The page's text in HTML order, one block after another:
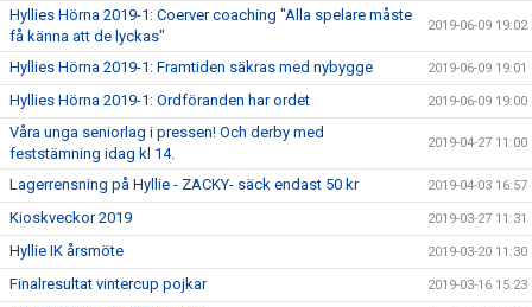
Hyllies Hörna 2019-1: Coerver coaching "Alla spelare måste
få känna att de lyckas"
2019-06-09 19:02
Hyllies Hörna 2019-1: Framtiden säkras med nybygge 2019-06-09 19:01
Hyllies Hörna 2019-1: Ordföranden har ordet 2019-06-09 19:00
Våra unga seniorlag i pressen! Och derby med
feststämning idag kl 14.
2019-04-27 11:00
Lagerrensning på Hyllie - ZACKY- säck endast 50 kr 2019-04-03 16:57
Kioskveckor 2019 2019-03-27 11:31
Hyllie IK årsmöte 2019-03-20 11:30
Finalresultat vintercup pojkar 2019-03-16 15:23